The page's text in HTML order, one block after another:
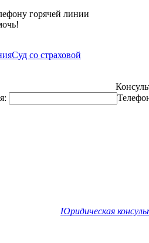
горячей линии
Суд со страховой
Юридическая